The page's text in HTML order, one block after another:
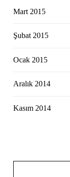
Mart 2015
Şubat 2015
Ocak 2015
Aralık 2014
Kasım 2014